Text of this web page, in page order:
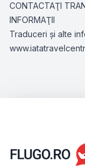
CONTACTAŢI
INFORMAŢII
Traduceri şi alte